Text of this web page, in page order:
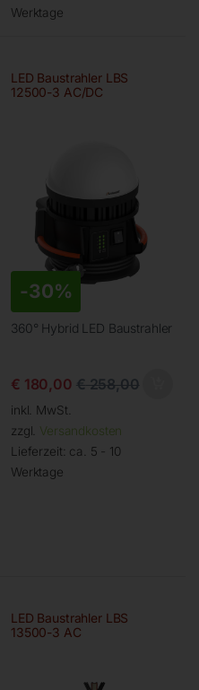
Werktage
LED Baustrahler LBS
12500-3 AC/DC
-30%
360° Hybrid LED Baustrahler
€ 180,00 €258,00
inkl. MwSt.
zzgl. Versandkosten
Lieferzeit: ca. 5 - 10
Werktage
LED Baustrahler LBS
13500-3 AC